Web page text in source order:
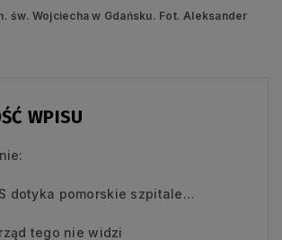
św. Wojciecha w Gdańsku. Fot. Aleksander
WPISU
dotyka pomorskie szpitale…
tego nie widzi